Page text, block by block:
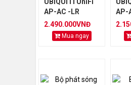
AP-AC -LR
2.490.000VNĐ
Mua ngay
AP-